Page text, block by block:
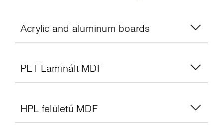
Acrylic and aluminum boards
PET Laminált MDF
HPL felületű MDF